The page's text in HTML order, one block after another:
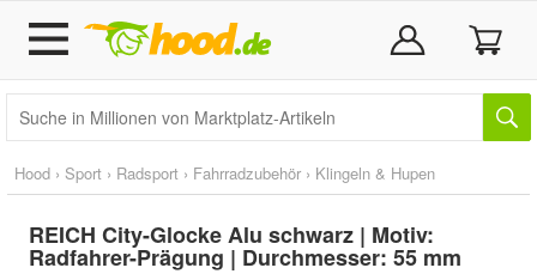
Hood › Sport › Radsport › Fahrradzubehör › Klingeln & Hupen
REICH City-Glocke Alu schwarz | Motiv:
Radfahrer-Prägung | Durchmesser: 55 mm